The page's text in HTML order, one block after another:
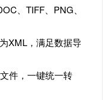
、TIFF、PNG、
XML，满足数据导
件，一键统一转